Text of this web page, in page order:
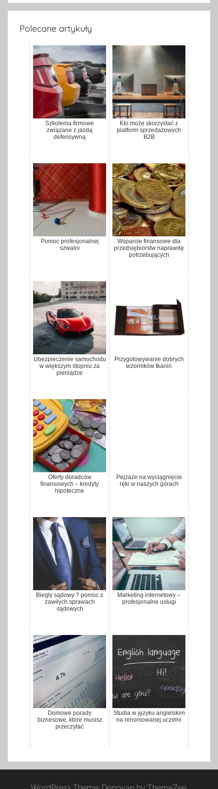
Polecane artykuły
Szkolenia firmowe
związane z jazdą
defensywną
Kto może skorzystać z
platform sprzedażowych
B2B
Pomoc profesjonalnej
szwalni
Wsparcie finansowe dla
przedsiębiorstw naprawdę
potrzebujących
Ubezpieczenie samochodu
w większym stopniu za
pieniądze
Przygotowywanie dobrych
wzorników tkanin
Oferty doradców
finansowych – kredyty
hipoteczne
Pejzaże na wyciągnięcie
ręki w naszych górach
Biegły sądowy ? pomoc z
zawiłych sprawach
sądowych
Marketing internetowy –
profesjonalne usługi
Domowe porady
biznesowe, które musisz
przeczytać
Studia w języku angielskim
na renomowanej uczelni